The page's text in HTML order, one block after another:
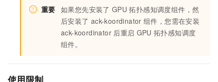
重要 如果您先安装了 GPU 拓扑感知调度组件，然
后安装了 ack-koordinator 组件，您需在安装
ack-koordinator 后重启 GPU 拓扑感知调度
组件。